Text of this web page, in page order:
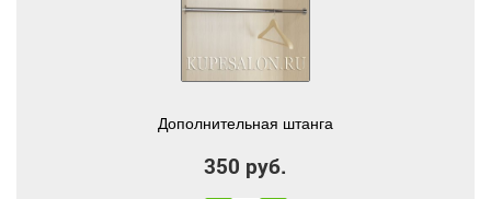
Дополнительная штанга
350 руб.